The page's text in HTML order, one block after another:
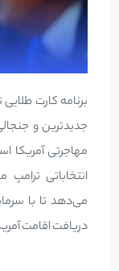
جدیدترین و
مهاجرتی آمریکا
انتخاباتی
می‌دهد تا با
دریافت اقامت